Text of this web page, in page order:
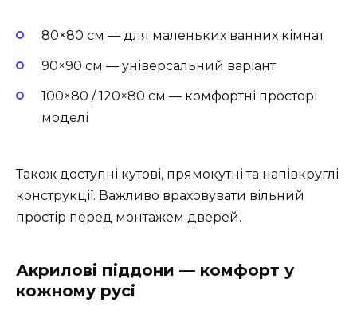
80×80 см — для маленьких ванних кімнат
90×90 см — універсальний варіант
100×80 / 120×80 см — комфортні просторі
моделі
Також доступні кутові, прямокутні та напівкруглі
конструкції. Важливо враховувати вільний
простір перед монтажем дверей.
Акрилові піддони — комфорт у
кожному русі